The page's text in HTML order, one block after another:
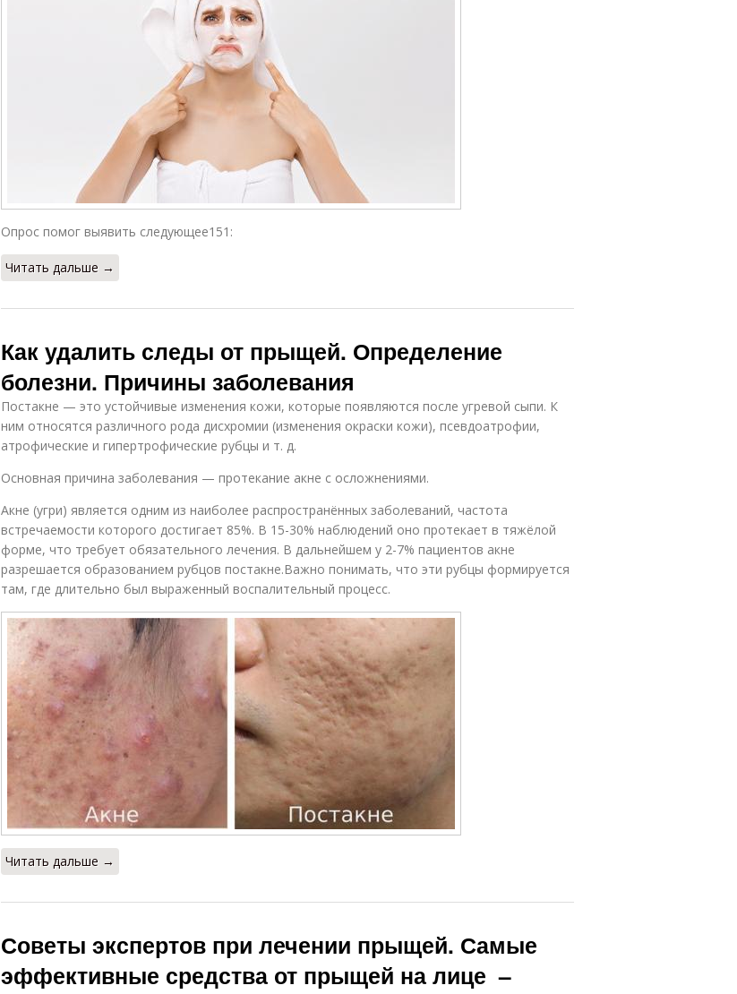
Опрос помог выявить следующее151:
Читать дальше →
Как удалить следы от прыщей. Определение
болезни. Причины заболевания
Постакне — это устойчивые изменения кожи, которые появляются после угревой сыпи. К
ним относятся различного рода дисхромии (изменения окраски кожи), псевдоатрофии,
атрофические и гипертрофические рубцы и т. д.
Основная причина заболевания — протекание акне с осложнениями.
Акне (угри) является одним из наиболее распространённых заболеваний, частота
встречаемости которого достигает 85%. В 15-30% наблюдений оно протекает в тяжёлой
форме, что требует обязательного лечения. В дальнейшем у 2-7% пациентов акне
разрешается образованием рубцов постакне.Важно понимать, что эти рубцы формируется
там, где длительно был выраженный воспалительный процесс.
Читать дальше →
Советы экспертов при лечении прыщей. Самые
эффективные средства от прыщей на лице –